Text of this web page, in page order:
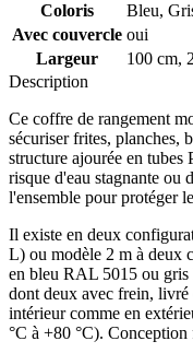
Coloris
Bleu,
Avec couvercle oui
Largeur
100 cm,
Description
Ce coffre de rangement
sécuriser frites, planches,
structure ajourée en
risque d'eau stagnante ou
l'ensemble pour protéger
Il existe en deux
L) ou modèle 2 m à deux
en bleu RAL 5015 ou
dont deux avec frein, livré
intérieur comme en
°C à +80 °C). Conception